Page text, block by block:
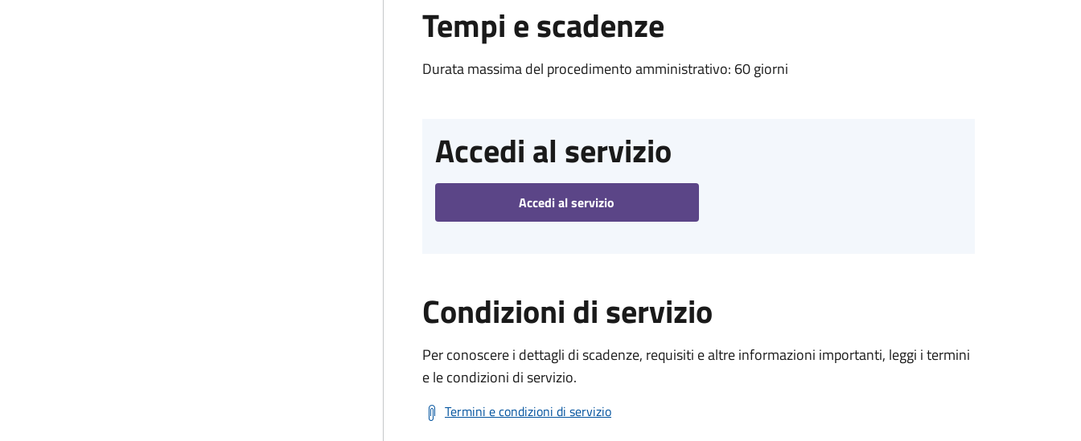
Tempi e scadenze
Durata massima del procedimento amministrativo: 60 giorni
Accedi al servizio
Accedi al servizio
Condizioni di servizio
Per conoscere i dettagli di scadenze, requisiti e altre informazioni importanti, leggi i termini
e le condizioni di servizio.
Termini e condizioni di servizio